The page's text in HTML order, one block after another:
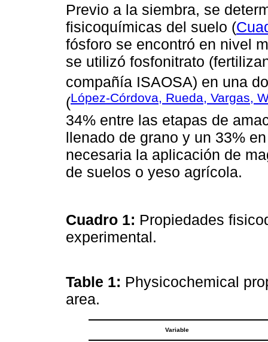
Previo a la siembra, se
fisicoquímicas del suelo (
fósforo se encontró en nivel
se utilizó fosfonitrato
compañía ISAOSA) en una
(López-Córdova, Rueda, Vargas,
34% entre las etapas de
llenado de grano y un 33%
necesaria la aplicación de
de suelos o yeso agrícola.
Cuadro 1: Propiedades
experimental.
Table 1: Physicochemical
area.
Variable